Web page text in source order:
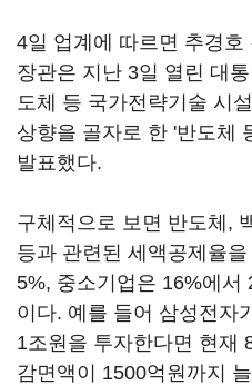
4일 업계에 따르면 추경
장관은 지난 3일 열린 대
도체 등 국가전략기술 시
상향을 골자로 한 '반도체
발표했다.
구체적으로 보면 반도체,
등과 관련된 세액공제율
5%, 중소기업은 16%에서
이다. 예를 들어 삼성전자
1조원을 투자한다면 현재
감면액이 1500억원까지